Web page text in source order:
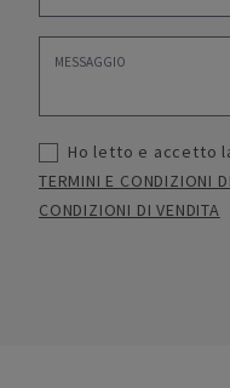
Ho letto e accetto
TERMINI E CONDIZIONI
CONDIZIONI DI VENDITA